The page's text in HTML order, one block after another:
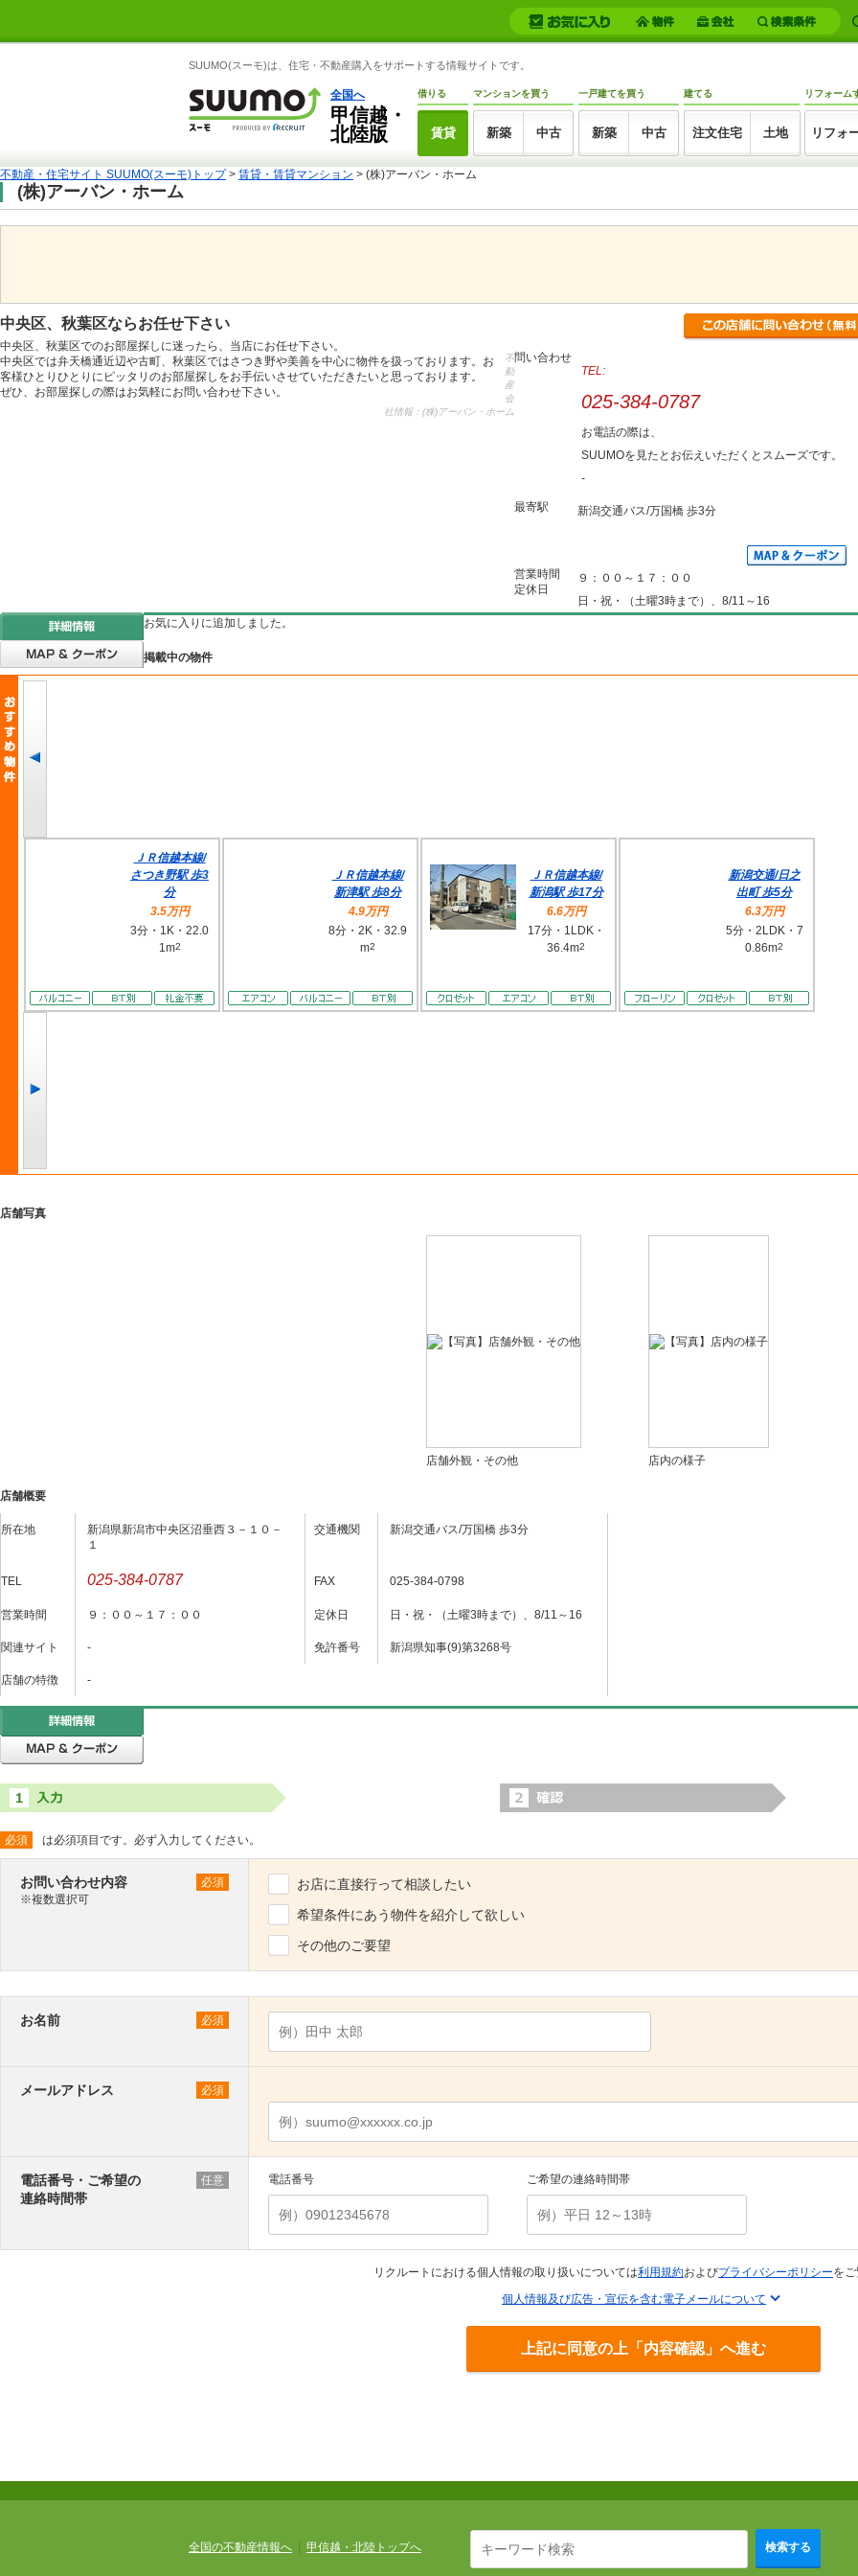
SUUMO(スーモ)は、住宅・不動産購入をサポートする情報サイトです。
全国へ
甲信越・
北陸版
借りる
賃貸
マンションを買う
新築 中古
一戸建てを買う
新築 中古
建てる
注文住宅 土地
リフォーム
リフォ
不動産・住宅サイト SUUMO(スーモ)トップ> 賃貸・賃貸マンション > (株)アーバン・ホーム
(株)アーバン・ホーム
中央区、秋葉区ならお任せ下さい
中央区、秋葉区でのお部屋探しに迷ったら、当店にお任せ下さい。
中央区では弁天橋通近辺や古町、秋葉区ではさつき野や美善を中心に物件を扱っております。お
客様ひとりひとりにピッタリのお部屋探しをお手伝いさせていただきたいと思っております。
ぜひ、お部屋探しの際はお気軽にお問い合わせ下さい。
問い合わせ
TEL:
025-384-0787
お電話の際は、
SUUMOを見たとお伝えいただくとスムーズです。
-
最寄駅 新潟交通バス/万国橋 歩3分
営業時間
定休日
９：００～１７：００
日・祝・（土曜3時まで）、8/11～16
不
動
産
会
社情報：(株)アーバン・ホーム
お気に入りに追加しました。
掲載中の物件
ＪＲ信越本線/
さつき野駅 歩3
分
3.5万円
3分・1K・22.0
1m2
ＪＲ信越本線/
新津駅 歩8分
4.9万円
8分・2K・32.9
m2
ＪＲ信越本線/
新潟駅 歩17分
6.6万円
17分・1LDK・
36.4m2
新潟交通/日之
出町 歩5分
6.3万円
5分・2LDK・7
0.86m2
店舗写真
店舗外観・その他
店内の様子
店舗概要
所在地
新潟県新潟市中央区沼垂西３－１０－
１
交通機関 新潟交通バス/万国橋 歩3分
TEL 025-384-0787 FAX 025-384-0798
営業時間 ９：００～１７：００ 定休日 日・祝・（土曜3時まで）、8/11～16
関連サイト - 免許番号 新潟県知事(9)第3268号
店舗の特徴 -
必須 は必須項目です。必ず入力してください。
お問い合わせ内容
※複数選択可
必須
お店に直接行って相談したい
希望条件にあう物件を紹介して欲しい
その他のご要望
お名前 必須
メールアドレス 必須
電話番号・ご希望の
連絡時間帯
任意 電話番号 ご希望の連絡時間帯
リクルートにおける個人情報の取り扱いについては利用規約およびプライバシーポリシーを
個人情報及び広告・宣伝を含む電子メールについて
上記に同意の上「内容確認」へ進む
全国の不動産情報へ 甲信越・北陸トップへ 検索する